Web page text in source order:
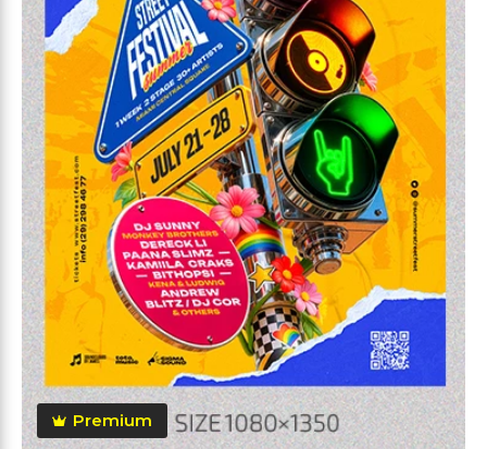
Premium